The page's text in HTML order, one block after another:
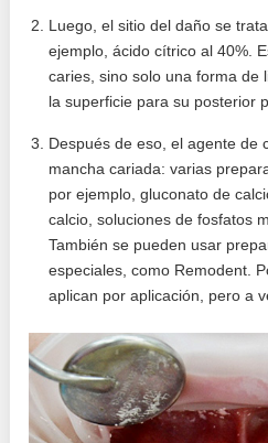
Luego, el sitio del daño se
ejemplo, ácido cítrico al 40%.
caries, sino solo una forma de
la superficie para su posterior
Después de eso, el agente de
mancha cariada: varias
por ejemplo, gluconato de
calcio, soluciones de fosfatos
También se pueden usar
especiales, como Remodent.
aplican por aplicación, pero a